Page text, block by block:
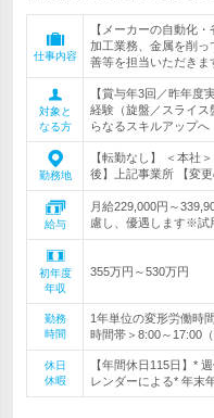
仕事内容
【メーカーの自動化
加工業務、金属を削っ
善等を担当いただきま
対象と
なる方
【賞与年3回／昨年度
経験（旋盤／スライ
らなるスキルアップへ
勤務地
【転勤なし】 ＜本社
後】上記事業所 【変
給与
月給229,000円～
慮し、優遇します※試
初年度
年収
355万円～530万円
勤務
時間
1年単位の変形労働時
時間帯＞8:00～17:00
休日
休暇
【年間休日115日】*
レンダーによる* 年末